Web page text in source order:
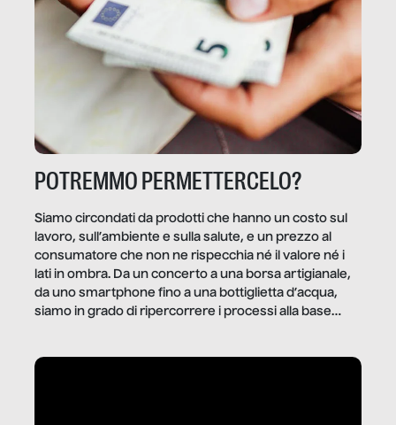
POTREMMO PERMETTERCELO?
Siamo circondati da prodotti che hanno un costo sul
lavoro, sull’ambiente e sulla salute, e un prezzo al
consumatore che non ne rispecchia né il valore né i
lati in ombra. Da un concerto a una borsa artigianale,
da uno smartphone fino a una bottiglietta d’acqua,
siamo in grado di ripercorrere i processi alla base
dietro gli oggetti e i servizi che fanno la nostra vita